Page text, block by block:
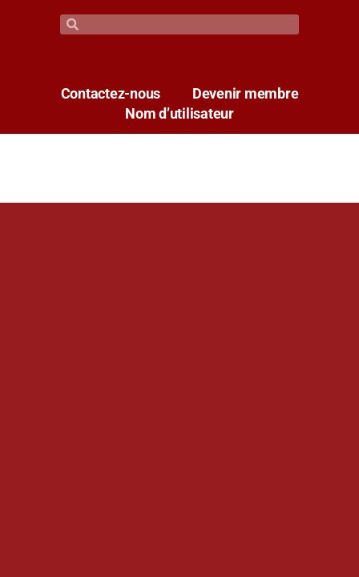
Contactez-nous
Devenir membre
Nom d’utilisateur